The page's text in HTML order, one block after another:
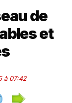
de
et
à 07:42